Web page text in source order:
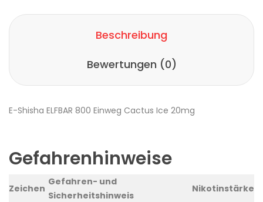
Beschreibung
Bewertungen (0)
E-Shisha ELFBAR 800 Einweg Cactus Ice 20mg
Gefahrenhinweise
Zeichen
Gefahren- und
Sicherheitshinweis
Nikotinstärke